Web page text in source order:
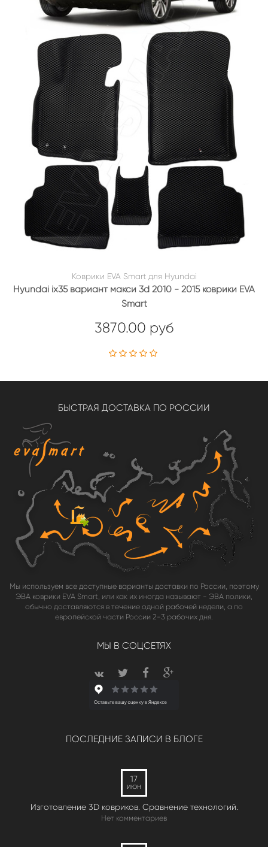
Коврики EVA Smart для Hyundai
Hyundai ix35 вариант макси 3d 2010 - 2015 коврики EVA
Smart
3870.00 руб
БЫСТРАЯ ДОСТАВКА ПО РОССИИ
Мы используем все доступные варианты доставки по России, поэтому
ЭВА коврики EVA Smart, или как их иногда называют - ЭВА полики,
обычно доставляются в течение одной рабочей недели, а по
европейской части России 2-3 рабочих дня.
МЫ В СОЦСЕТЯХ
ПОСЛЕДНИЕ ЗАПИСИ В БЛОГЕ
17
ИЮН
Изготовление 3D ковриков. Сравнение технологий.
Нет комментариев